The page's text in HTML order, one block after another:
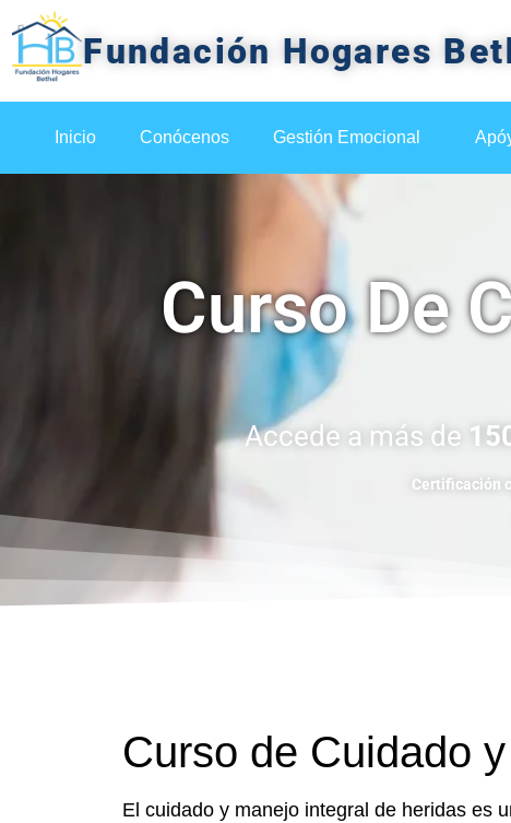
Fundación Hogares
Inicio Conócenos Gestión Emocional
Curso De
Accede a más de
Certificación
Curso de Cuidado
El cuidado y manejo integral de heridas es